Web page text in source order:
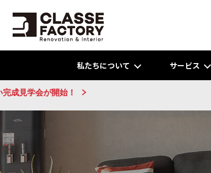
私たちについて サービス